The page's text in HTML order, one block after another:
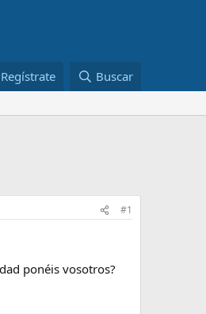
Regístrate Buscar
#1
ponéis vosotros?